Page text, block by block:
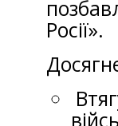
Росії».